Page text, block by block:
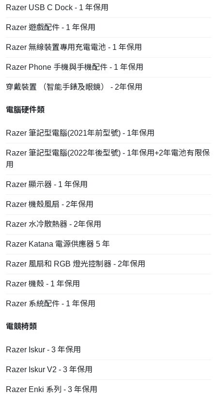
Razer USB C Dock - 1 年保用
Razer 遊戲配件 - 1 年保用
Razer 無線裝置專用充電電池 - 1 年保用
Razer Phone 手機與手機配件 - 1 年保用
穿戴裝置 （智能手錶及眼鏡） - 2年保用
電腦硬件類
Razer 筆記型電腦(2021年前型號) - 1年保用
Razer 筆記型電腦(2022年後型號) - 1年保用+2年電池有限保
用
Razer 顯示器 - 1 年保用
Razer 機殼風扇 - 2年保用
Razer 水冷散熱器 - 2年保用
Razer Katana 電源供應器 5 年
Razer 風扇和 RGB 燈光控制器 - 2年保用
Razer 機殼 - 1 年保用
Razer 系統配件 - 1 年保用
電競椅類
Razer Iskur - 3 年保用
Razer Iskur V2 - 3 年保用
Razer Enki 系列 - 3 年保用